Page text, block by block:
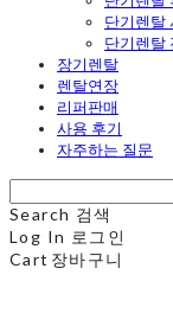
단기렌탈
단기렌탈
장기렌탈
렌탈연장
리퍼판매
사용 후기
자주하는 질문
Search 검색
Log In 로그인
Cart 장바구니